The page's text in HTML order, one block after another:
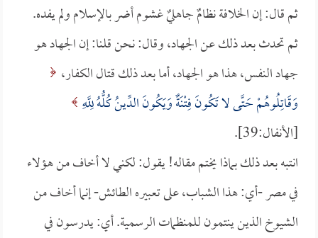
ثم قال: إن الخلافة نظامٌ جاهليٌ غشوم أضر بالإسلام ولم يفده.
ثم تحدث بعد ذلك عن الجهاد، وقال: نحن قلنا: إن الجهاد هو
جهاد النفس، هذا هو الجهاد، أما بعد ذلك قتال الكفار،
وَقَاتِلُوهُمْ حَتَّى لا تَكُونَ فِتْنَةٌ وَيَكُونَ الدِّينُ كُلُّهُ لِلَّهِ
[الأنفال:39].
انتبه بعد ذلك بماذا يختم مقاله! يقول: لكني لا أخاف من هؤلاء
في مصر -أي: هذا الشباب، على تعبيره الطائش- إنما أخاف من
الشيوخ الذين ينتمون للمنظمات الرسمية. أي: يدرسون في